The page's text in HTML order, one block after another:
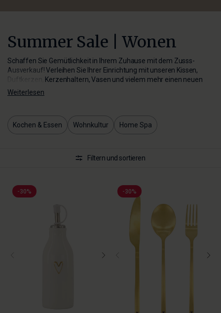
Summer Sale | Wonen
Schaffen Sie Gemütlichkeit in Ihrem Zuhause mit dem Zusss-
Ausverkauf! Verleihen Sie Ihrer Einrichtung mit unseren Kissen,
Duftkerzen, Kerzenhaltern, Vasen und vielem mehr einen neuen
Look!
Weiterlesen
Kochen & Essen Wohnkultur Home Spa
Filtern und sortieren
-30% -30%